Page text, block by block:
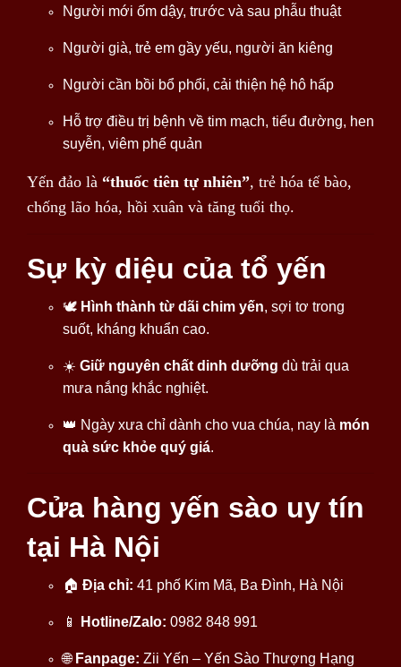
Người mới ốm dậy, trước và sau phẫu thuật
Người già, trẻ em gầy yếu, người ăn kiêng
Người cần bồi bổ phổi, cải thiện hệ hô hấp
Hỗ trợ điều trị bệnh về tim mạch, tiểu đường, hen
suyễn, viêm phế quản
Yến đảo là “thuốc tiên tự nhiên”, trẻ hóa tế bào,
chống lão hóa, hồi xuân và tăng tuổi thọ.
Sự kỳ diệu của tổ yến
🕊 Hình thành từ dãi chim yến, sợi tơ trong
suốt, kháng khuẩn cao.
☀️ Giữ nguyên chất dinh dưỡng dù trải qua
mưa nắng khắc nghiệt.
👑 Ngày xưa chỉ dành cho vua chúa, nay là món
quà sức khỏe quý giá.
Cửa hàng yến sào uy tín
tại Hà Nội
🏠 Địa chỉ: 41 phố Kim Mã, Ba Đình, Hà Nội
📱 Hotline/Zalo: 0982 848 991
🌐 Fanpage: Zii Yến – Yến Sào Thượng Hạng